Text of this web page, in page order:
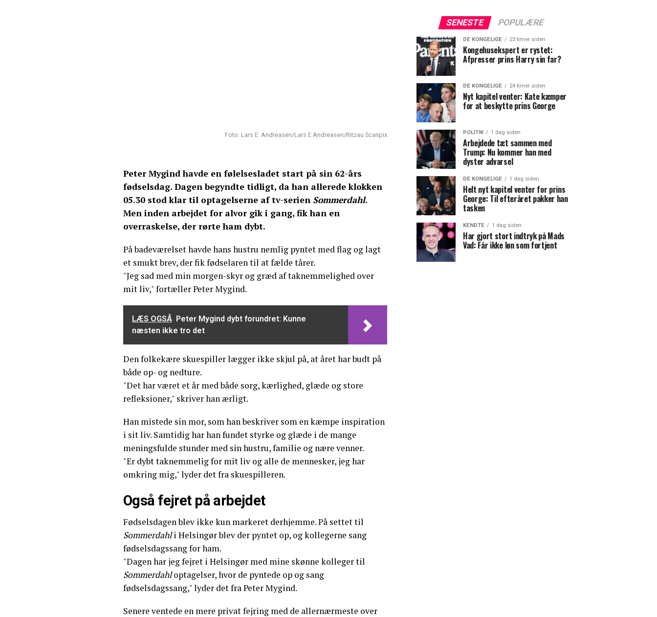
Foto: Lars E. Andreasen/Lars E Andreasen/Ritzau Scanpix
Peter Mygind havde en følelsesladet start på sin 62-års
fødselsdag. Dagen begyndte tidligt, da han allerede klokken
05.30 stod klar til optagelserne af tv-serien Sommerdahl.
Men inden arbejdet for alvor gik i gang, fik han en
overraskelse, der rørte ham dybt.
På badeværelset havde hans hustru nemlig pyntet med flag og lagt
et smukt brev, der fik fødselaren til at fælde tårer.
"Jeg sad med min morgen-skyr og græd af taknemmelighed over
mit liv," fortæller Peter Mygind.
LÆS OGSÅ Peter Mygind dybt forundret: Kunne
næsten ikke tro det
Den folkekære skuespiller lægger ikke skjul på, at året har budt på
både op- og nedture.
"Det har været et år med både sorg, kærlighed, glæde og store
refleksioner," skriver han ærligt.
Han mistede sin mor, som han beskriver som en kæmpe inspiration
i sit liv. Samtidig har han fundet styrke og glæde i de mange
meningsfulde stunder med sin hustru, familie og nære venner.
"Er dybt taknemmelig for mit liv og alle de mennesker, jeg har
omkring mig," lyder det fra skuespilleren.
Også fejret på arbejdet
Fødselsdagen blev ikke kun markeret derhjemme. På settet til
Sommerdahli Helsingør blev der pyntet op, og kollegerne sang
fødselsdagssang for ham.
"Dagen har jeg fejret i Helsingør med mine skønne kolleger til
Sommerdahloptagelser, hvor de pyntede op og sang
fødselsdagssang," lyder det fra Peter Mygind.
Senere ventede en mere privat fejring med de allernærmeste over
SENESTE POPULÆRE
DE KONGELIGE 23 timer siden
Kongehusekspert er rystet:
Afpresser prins Harry sin far?
DE KONGELIGE 24 timer siden
Nyt kapitel venter: Kate kæmper
for at beskytte prins George
POLITIK 1 dag siden
Arbejdede tæt sammen med
Trump: Nu kommer han med
dyster advarsel
DE KONGELIGE 1 dag siden
Helt nyt kapitel venter for prins
George: Til efteråret pakker han
tasken
KENDTE 1 dag siden
Har gjort stort indtryk på Mads
Vad: Får ikke løn som fortjent